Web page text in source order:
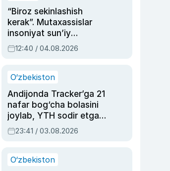
“Biroz sekinlashish
kerak”. Mutaxassislar
insoniyat sun’iy
intellektni boshqara
olmay qolishidan xavotir
12:40 / 04.08.2026
O‘zbekiston
Andijonda Tracker’ga 21
nafar bog‘cha bolasini
joylab, YTH sodir etgan
ayolga sud hukmi o‘qildi
23:41 / 03.08.2026
O‘zbekiston